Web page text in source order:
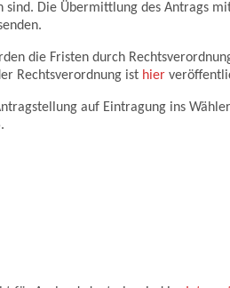
sind. Die Übermittlung des Antrags
die Fristen durch
Rechtsverordnung ist hier
auf Eintragung ins